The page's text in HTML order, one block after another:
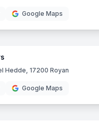
Google Maps
Hedde, 17200 Royan
Google Maps